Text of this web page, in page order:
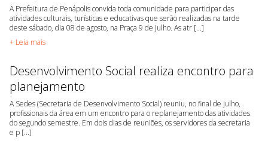
A Prefeitura de Penápolis convida toda comunidade para participar das
atividades culturais, turísticas e educativas que serão realizadas na tarde
deste sábado, dia 08 de agosto, na Praça 9 de Julho. As atr [...]
+ Leia mais
Desenvolvimento Social realiza encontro para
planejamento
A Sedes (Secretaria de Desenvolvimento Social) reuniu, no final de julho,
profissionais da área em um encontro para o replanejamento das atividades
do segundo semestre. Em dois dias de reuniões, os servidores da secretaria
e p [...]